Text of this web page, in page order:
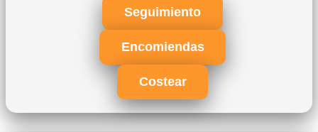
Seguimiento
Encomiendas
Costear